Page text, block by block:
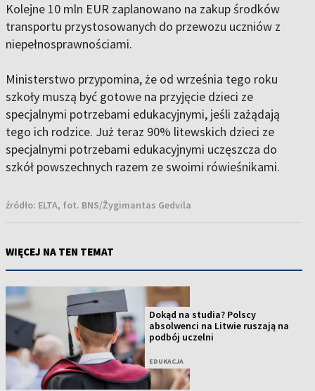
Kolejne 10 mln EUR zaplanowano na zakup środków
transportu przystosowanych do przewozu uczniów z
niepełnosprawnościami.
Ministerstwo przypomina, że od września tego roku
szkoły muszą być gotowe na przyjęcie dzieci ze
specjalnymi potrzebami edukacyjnymi, jeśli zażądają
tego ich rodzice. Już teraz 90% litewskich dzieci ze
specjalnymi potrzebami edukacyjnymi uczęszcza do
szkół powszechnych razem ze swoimi rówieśnikami.
źródło: ELTA, fot. BNS/Žygimantas Gedvila
WIĘCEJ NA TEN TEMAT
Dokąd na studia? Polscy
absolwenci na Litwie ruszają na
podbój uczelni
EDUKACJA